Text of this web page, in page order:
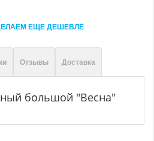
ЕЩЕ ДЕШЕВЛЕ
Отзывы Доставка
большой "Весна"